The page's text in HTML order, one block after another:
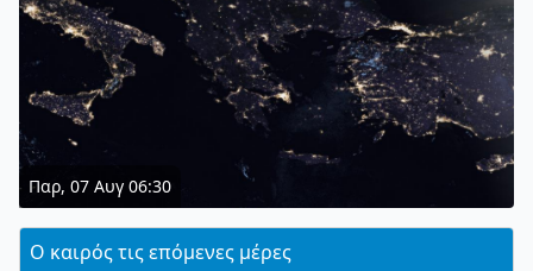
Παρ, 07 Αυγ 06:30
Ο καιρός τις επόμενες μέρες